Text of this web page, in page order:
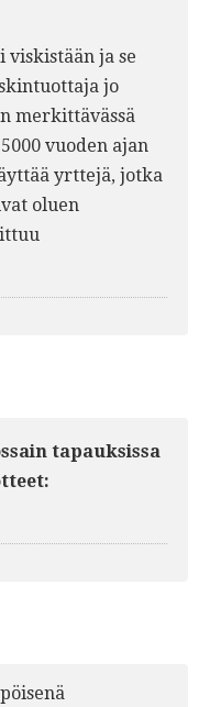
ja se
jo
merkittävässä
vuoden ajan
yrttejä, jotka
oluen
tapauksissa